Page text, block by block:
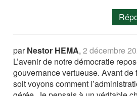
parNestor HEMA,2 décembre
L’avenir de notre démocratie
gouvernance vertueuse. Avant de
soit voyons comment